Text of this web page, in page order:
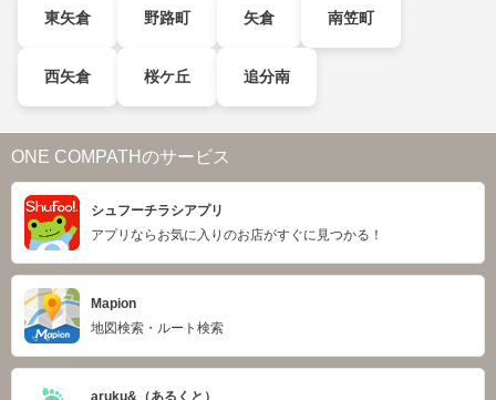
東矢倉 野路町 矢倉 南笠町
西矢倉 桜ケ丘 追分南
ONE COMPATHのサービス
シュフーチラシアプリ
アプリならお気に入りのお店がすぐに見つかる！
Mapion
地図検索・ルート検索
aruku&（あるくと）